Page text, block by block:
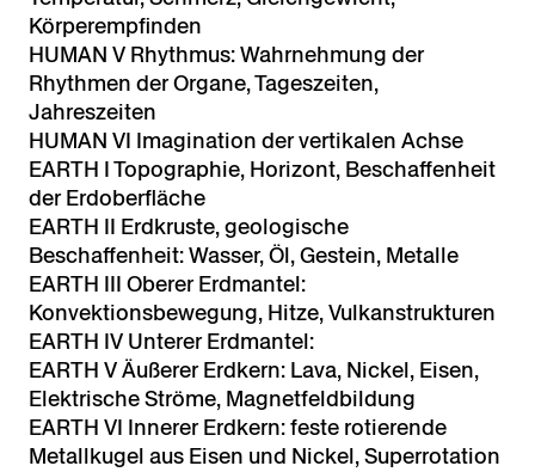
Körperempfinden
HUMAN V Rhythmus: Wahrnehmung der
Rhythmen der Organe, Tageszeiten,
Jahreszeiten
HUMAN VI Imagination der vertikalen Achse
EARTH I Topographie, Horizont, Beschaffenheit
der Erdoberfläche
EARTH II Erdkruste, geologische
Beschaffenheit: Wasser, Öl, Gestein, Metalle
EARTH III Oberer Erdmantel:
Konvektionsbewegung, Hitze, Vulkanstrukturen
EARTH IV Unterer Erdmantel:
EARTH V Äußerer Erdkern: Lava, Nickel, Eisen,
Elektrische Ströme, Magnetfeldbildung
EARTH VI Innerer Erdkern: feste rotierende
Metallkugel aus Eisen und Nickel, Superrotation